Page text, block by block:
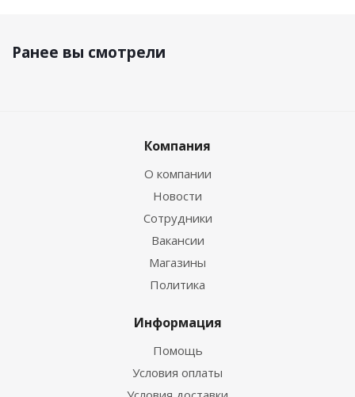
Ранее вы смотрели
Компания
О компании
Новости
Сотрудники
Вакансии
Магазины
Политика
Информация
Помощь
Условия оплаты